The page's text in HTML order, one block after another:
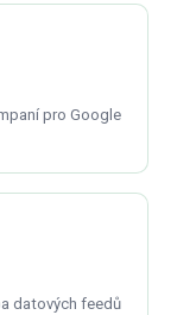
pro Google
datových feedů